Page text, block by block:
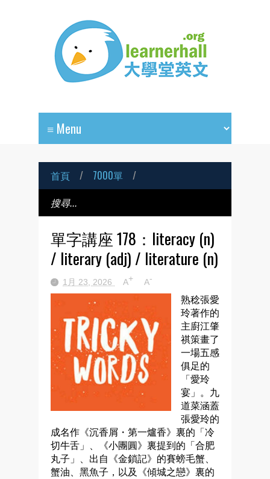
首頁 / 7000單 /
單字講座 178：literacy (n)
/ literary (adj) / literature (n)
1月 23, 2026 A+ A-
熟稔張愛
玲著作的
主廚江肇
祺策畫了
一場五感
俱足的
「愛玲
宴」。九
道菜涵蓋
張愛玲的
成名作《沉香屑・第一爐香》裏的「冷
切牛舌」、《小團圓》裏提到的「合肥
丸子」、出自《金鎖記》的賽螃毛蟹、
蟹油、黑魚子，以及《傾城之戀》裏的